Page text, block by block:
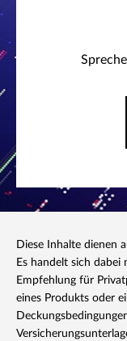
Diese Inhalte dienen
Es handelt sich
Empfehlung für
eines Produkts oder